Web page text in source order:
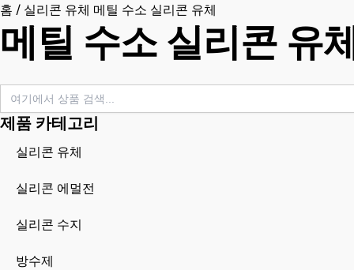
홈 / 실리콘 유체 메틸 수소 실리콘 유체
메틸 수소 실리콘 유
검
대
상:
제품 카테고리
실리콘 유체
실리콘 에멀전
실리콘 수지
방수제